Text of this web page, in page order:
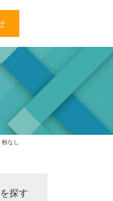
なし
探す